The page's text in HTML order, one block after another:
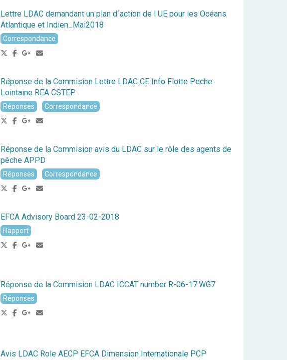
Lettre LDAC demandant un plan d´action de l UE pour les Océans
Atlantique et Indien_Mai2018
Correspondance
Réponse de la Commision Lettre LDAC CE Info Flotte Peche
Lointaine REA CSTEP
Réponses Correspondance
Réponse de la Commision avis du LDAC sur le rôle des agents de
pêche APPD
Réponses Correspondance
EFCA Advisory Board 23-02-2018
Rapport
Réponse de la Commision LDAC ICCAT number R-06-17.WG7
Réponses
Avis LDAC Role AECP EFCA Dimension Internationale PCP